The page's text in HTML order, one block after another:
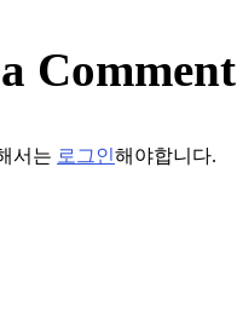
Comment
서는 로그인해야합니다.